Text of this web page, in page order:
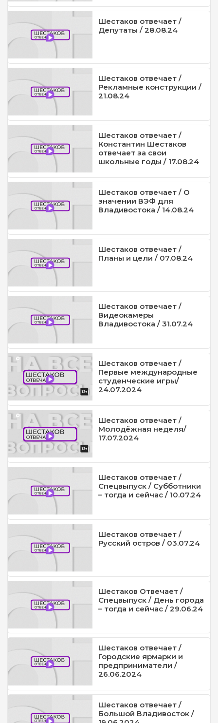
Шестаков отвечает /
Депутаты / 28.08.24
Шестаков отвечает /
Рекламные конструкции /
21.08.24
Шестаков отвечает /
Константин Шестаков
отвечает за свои
школьные годы / 17.08.24
Шестаков отвечает / О
значении ВЭФ для
Владивостока / 14.08.24
Шестаков отвечает /
Планы и цели / 07.08.24
Шестаков отвечает /
Видеокамеры
Владивостока / 31.07.24
Шестаков отвечает /
Первые международные
студенческие игры/
24.07.2024
Шестаков отвечает /
Молодёжная неделя/
17.07.2024
Шестаков отвечает /
Спецвыпуск / Субботники
– тогда и сейчас / 10.07.24
Шестаков отвечает /
Русский остров / 03.07.24
Шестаков Отвечает /
Спецвыпуск / День города
– тогда и сейчас / 29.06.24
Шестаков отвечает /
Городские ярмарки и
предприниматели /
26.06.2024
Шестаков отвечает /
Большой Владивосток /